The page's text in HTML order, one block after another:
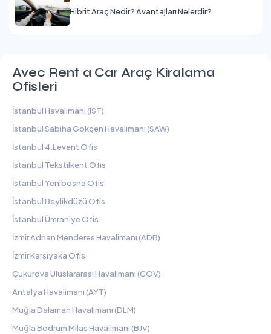
Hibrit Araç Nedir? Avantajları Nelerdir?
Avec Rent a Car Araç Kiralama
Ofisleri
İstanbul Havalimanı (IST)
İstanbul Sabiha Gökçen Havalimanı (SAW)
İstanbul 4.Levent Ofis
İstanbul Tekstilkent Ofis
İstanbul Yenibosna Ofis
İstanbul Beylikdüzü Ofis
İstanbul Ümraniye Ofis
İzmir Adnan Menderes Havalimanı (ADB)
İzmir Karşıyaka Ofis
Çukurova Uluslararası Havalimanı (COV)
Antalya Havalimanı (AYT)
Muğla Dalaman Havalimanı (DLM)
Muğla Bodrum Milas Havalimanı (BJV)